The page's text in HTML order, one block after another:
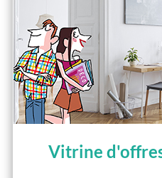
Vitrine